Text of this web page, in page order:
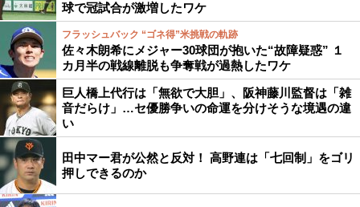
球で冠試合が激増したワケ
フラッシュバック “ゴネ得”米挑戦の軌跡
佐々木朗希にメジャー30球団が抱いた“故障疑惑” １
カ月半の戦線離脱も争奪戦が過熱したワケ
巨人橋上代行は「無欲で大胆」、阪神藤川監督は「雑
音だらけ」…セ優勝争いの命運を分けそうな境遇の違
い
田中マー君が公然と反対！ 高野連は「七回制」をゴリ
押しできるのか